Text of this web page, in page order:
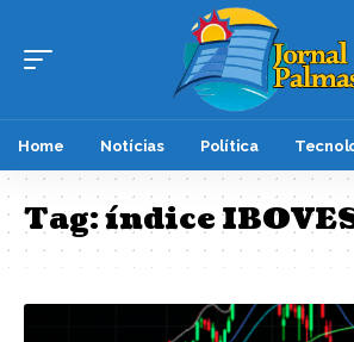
Home Notícias Política
Tag:índice